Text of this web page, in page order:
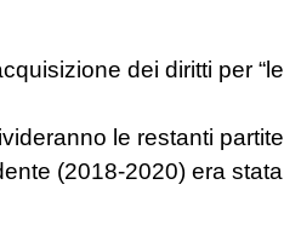
dei diritti per “le
le restanti partite
(2018-2020) era stata